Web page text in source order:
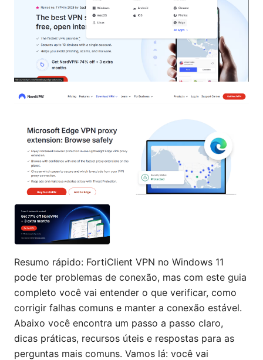
Resumo rápido: FortiClient VPN no Windows 11
pode ter problemas de conexão, mas com este guia
completo você vai entender o que verificar, como
corrigir falhas comuns e manter a conexão estável.
Abaixo você encontra um passo a passo claro,
dicas práticas, recursos úteis e respostas para as
perguntas mais comuns. Vamos lá: você vai